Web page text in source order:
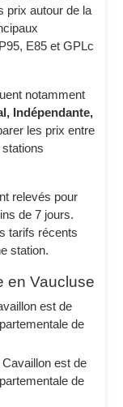
prix autour de la
E85 et GPLc
notamment
Indépendante,
les prix entre
relevés pour
de 7 jours.
tarifs récents
station.
en Vaucluse
est de
de
est de
de